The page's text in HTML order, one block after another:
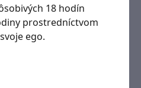
18 hodín
prostredníctvom
ego.